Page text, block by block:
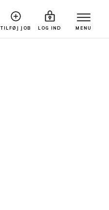
TILFØJ JOB LOG IND MENU